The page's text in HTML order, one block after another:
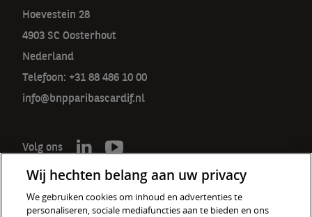
Hoevestein 28
4903 SC Oosterhout
Nederland
Telefoon: +31 88 486 10 00
info@bnpparibascardif.nl
Volg ons
Wij hechten belang aan uw privacy
We gebruiken cookies om inhoud en advertenties te
personaliseren, sociale mediafuncties aan te bieden en ons